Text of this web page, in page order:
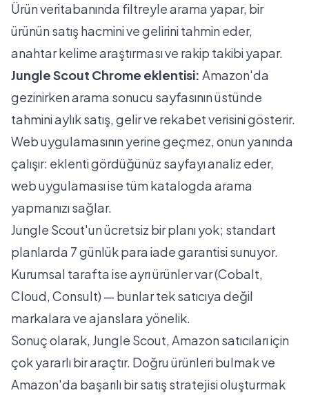
Ürün veritabanında filtreyle arama yapar, bir
ürünün satış hacmini ve gelirini tahmin eder,
anahtar kelime araştırması ve rakip takibi yapar.
Jungle Scout Chrome eklentisi: Amazon'da
gezinirken arama sonucu sayfasının üstünde
tahmini aylık satış, gelir ve rekabet verisini gösterir.
Web uygulamasının yerine geçmez, onun yanında
çalışır: eklenti gördüğünüz sayfayı analiz eder,
web uygulaması ise tüm katalogda arama
yapmanızı sağlar.
Jungle Scout'un ücretsiz bir planı yok; standart
planlarda 7 günlük para iade garantisi sunuyor.
Kurumsal tarafta ise ayrı ürünler var (Cobalt,
Cloud, Consult) — bunlar tek satıcıya değil
markalara ve ajanslara yönelik.
Sonuç olarak, Jungle Scout, Amazon satıcıları için
çok yararlı bir araçtır. Doğru ürünleri bulmak ve
Amazon'da başarılı bir satış stratejisi oluşturmak